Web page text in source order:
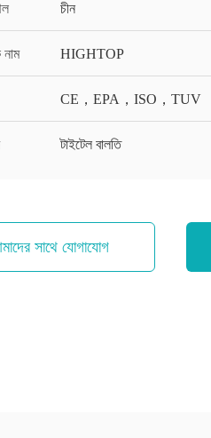
চীন
নাম HIGHTOP
CE，EPA，ISO，TUV
টাইটেল বালতি
সাথে যোগাযোগ